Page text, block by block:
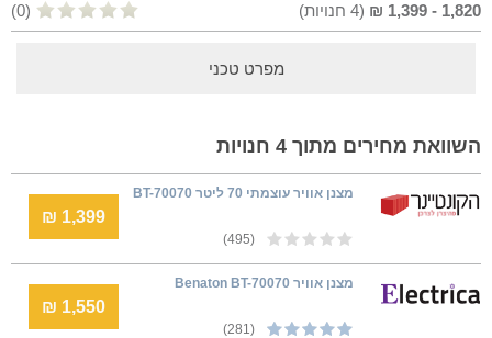
1,820
-
1,399
₪
(
4 חנויות) (0)
מפרט טכני
השוואת מחירים מתוך 4 חנויות
מצנן אוויר עוצמתי 70 ליטר BT-70070
(495)
1,399 ₪
‏מצנן אוויר Benaton BT-70070
(281)
1,550 ₪